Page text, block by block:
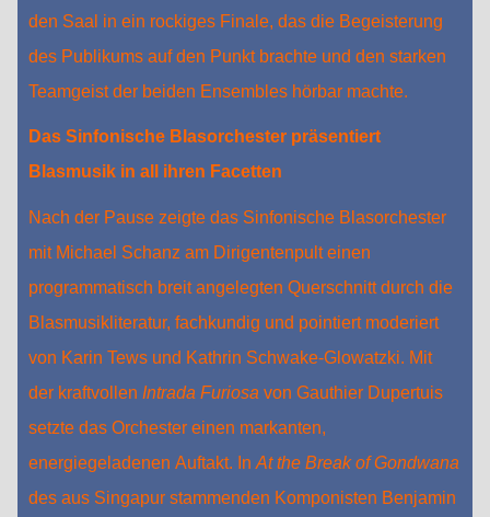
den Saal in ein rockiges Finale, das die Begeisterung
des Publikums auf den Punkt brachte und den starken
Teamgeist der beiden Ensembles hörbar machte.
Das Sinfonische Blasorchester präsentiert
Blasmusik in all ihren Facetten
Nach der Pause zeigte das Sinfonische Blasorchester
mit Michael Schanz am Dirigentenpult einen
programmatisch breit angelegten Querschnitt durch die
Blasmusikliteratur, fachkundig und pointiert moderiert
von Karin Tews und Kathrin Schwake‑Glowatzki. Mit
der kraftvollen Intrada Furiosa von Gauthier Dupertuis
setzte das Orchester einen markanten,
energiegeladenen Auftakt. InAt the Break of Gondwana
des aus Singapur stammenden Komponisten Benjamin